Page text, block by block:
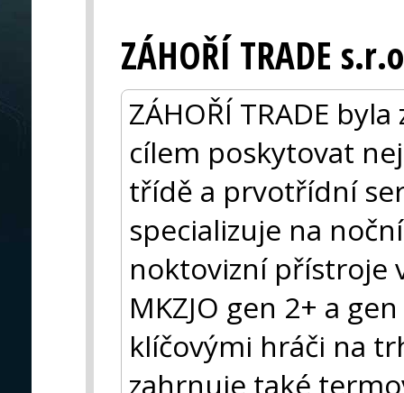
ZÁHOŘÍ TRADE
ZÁHOŘÍ TRADE
cílem poskytovat
třídě a prvotřídní
specializuje na
noktovizní přístroje
MKZJO gen 2+ a
klíčovými hráči na
zahrnuje také